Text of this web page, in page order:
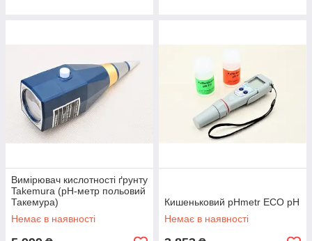
Вимірювач кислотності ґрунту
Takemura (pH-метр польовий
Такемура)
Немає в наявності
Кишеньковий pHmetr ECO pH
Немає в наявності